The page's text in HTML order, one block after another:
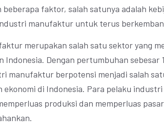
beberapa faktor, salah satunya adalah
manufaktur untuk terus
merupakan salah satu sektor yang
Indonesia. Dengan pertumbuhan sebesar
manufaktur berpotensi menjadi salah
ekonomi di Indonesia. Para pelaku
produksi dan memperluas